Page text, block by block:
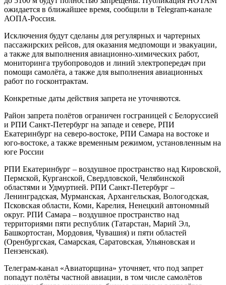
ожидается в ближайшее время, сообщили в Telegram-канале
АОПА-Россия.
Исключения будут сделаны для регулярных и чартерных
пассажирских рейсов, для оказания медпомощи и эвакуации,
а также для выполнения авиационно-химических работ,
мониторинга трубопроводов и линий электропередач при
помощи самолёта, а также для выполнения авиационных
работ по госконтрактам.
Конкретные даты действия запрета не уточняются.
Район запрета полётов ограничен госграницей с Белоруссией
и РПИ Санкт-Петербург на западе и севере, РПИ
Екатеринбург на северо-востоке, РПИ Самара на востоке и
юго-востоке, а также временным режимом, установленным на
юге России
РПИ Екатеринбург – воздушное пространство над Кировской,
Пермской, Курганской, Свердловской, Челябинской
областями и Удмуртией. РПИ Санкт-Петербург –
Ленинградская, Мурманская, Архангельская, Вологодская,
Псковская области, Коми, Карелия, Ненецкий автономный
округ. РПИ Самара – воздушное пространство над
территориями пяти республик (Татарстан, Марий Эл,
Башкортостан, Мордовия, Чувашия) и пяти областей
(Оренбургская, Самарская, Саратовская, Ульяновская и
Пензенская).
Телеграм-канал «Авиаторщина» уточняет, что под запрет
попадут полёты частной авиации, в том числе самолётов